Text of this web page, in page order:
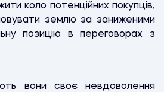
коло потенційних покупців,
землю за заниженими
позицію в переговорах з
вони своє невдоволення